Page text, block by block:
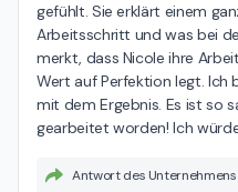
gefühlt. Sie erklärt einem
Arbeitsschritt und was bei
merkt, dass Nicole ihre
Wert auf Perfektion legt. Ich
mit dem Ergebnis. Es ist so
gearbeitet worden! Ich
Antwort des Unternehmens